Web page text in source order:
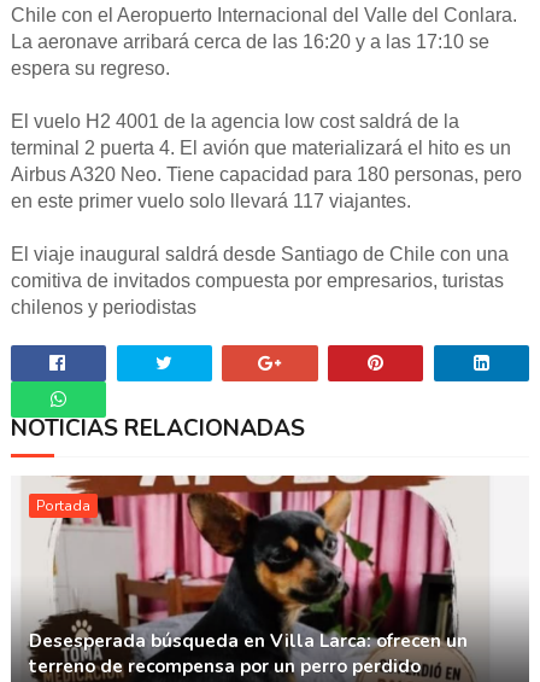
Chile con el Aeropuerto Internacional del Valle del Conlara.
La aeronave arribará cerca de las 16:20 y a las 17:10 se
espera su regreso.
El vuelo H2 4001 de la agencia low cost saldrá de la
terminal 2 puerta 4. El avión que materializará el hito es un
Airbus A320 Neo. Tiene capacidad para 180 personas, pero
en este primer vuelo solo llevará 117 viajantes.
El viaje inaugural saldrá desde Santiago de Chile con una
comitiva de invitados compuesta por empresarios, turistas
chilenos y periodistas
Whatsapp
NOTICIAS RELACIONADAS
Portada
Desesperada búsqueda en Villa Larca: ofrecen un
terreno de recompensa por un perro perdido